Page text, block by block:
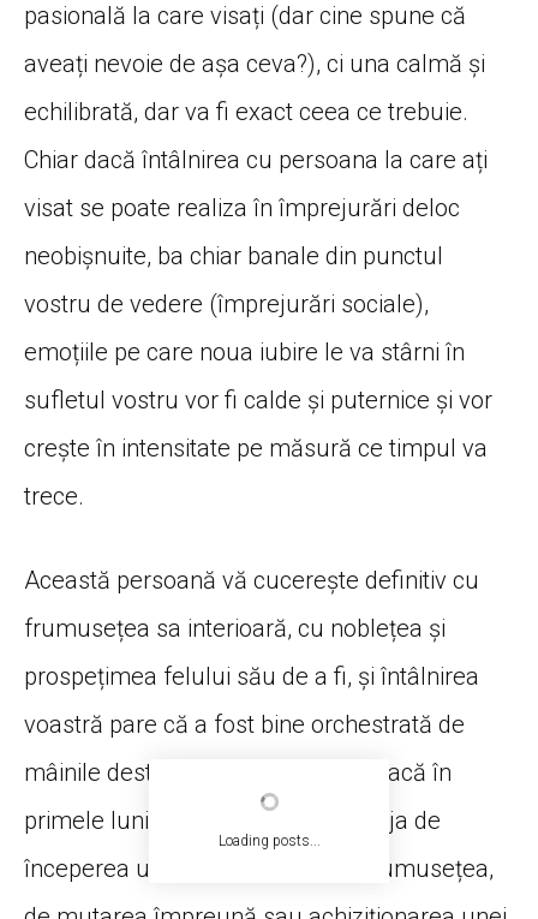
Loading posts...
pasională la care visați (dar cine spune că
aveați nevoie de așa ceva?), ci una calmă și
echilibrată, dar va fi exact ceea ce trebuie.
Chiar dacă întâlnirea cu persoana la care ați
visat se poate realiza în împrejurări deloc
neobișnuite, ba chiar banale din punctul
vostru de vedere (împrejurări sociale),
emoțiile pe care noua iubire le va stârni în
sufletul vostru vor fi calde și puternice și vor
crește în intensitate pe măsură ce timpul va
trece.
Această persoană vă cucerește definitiv cu
frumusețea sa interioară, cu noblețea și
prospețimea felului său de a fi, și întâlnirea
voastră pare că a fost bine orchestrată de
mâinile destinului. Să nu vă mire dacă în
primele luni ale lui 2022 vorbim deja de
începerea unei căsnicii de toată frumusețea,